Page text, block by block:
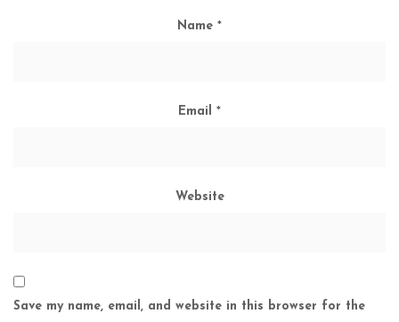
Name *
Email *
Website
Save my name, email, and website in this browser for the